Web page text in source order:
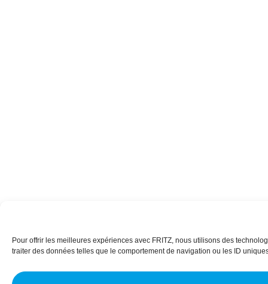
Pour offrir les meilleures expériences avec FRITZ, nous utilisons des
traiter des données telles que le comportement de navigation ou les ID